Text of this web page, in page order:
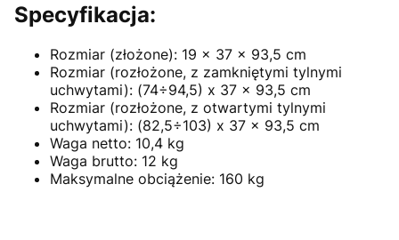
Specyfikacja:
Rozmiar (złożone): 19 x 37 x 93,5 cm
Rozmiar (rozłożone, z zamkniętymi tylnymi
uchwytami): (74÷94,5) x 37 x 93,5 cm
Rozmiar (rozłożone, z otwartymi tylnymi
uchwytami): (82,5÷103) x 37 x 93,5 cm
Waga netto: 10,4 kg
Waga brutto: 12 kg
Maksymalne obciążenie: 160 kg